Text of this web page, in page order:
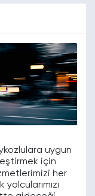
uygun
için
her